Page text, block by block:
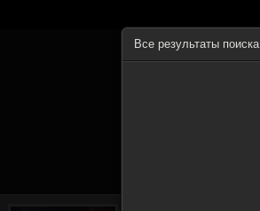
Все результаты